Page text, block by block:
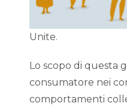
Unite.
Lo scopo di questa
consumatore nei
comportamenti